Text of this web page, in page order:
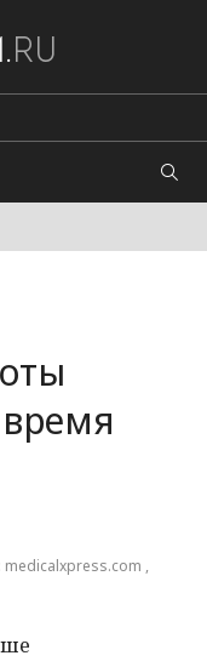
medicalxpress.com ,